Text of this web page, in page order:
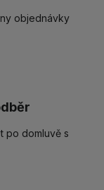
objednávky
po domluvě s